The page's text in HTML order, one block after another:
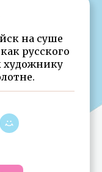
на суше
русского
художнику